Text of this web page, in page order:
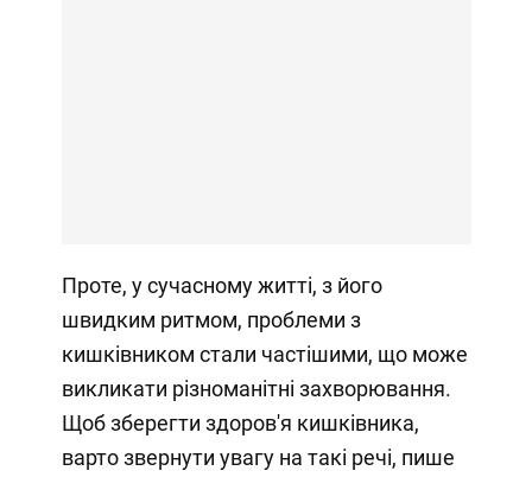
Проте, у сучасному житті, з його
швидким ритмом, проблеми з
кишківником стали частішими, що може
викликати різноманітні захворювання.
Щоб зберегти здоров'я кишківника,
варто звернути увагу на такі речі, пише